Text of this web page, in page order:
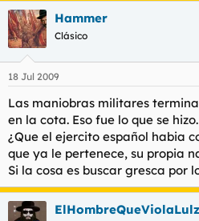
Hammer
Clásico
18 Jul 2009
Las maniobras militares
en la cota. Eso fue lo que se
¿Que el ejercito español habia
que ya le pertenece, su propia
Si la cosa es buscar gresca por
ElHombreQueViolaLulz